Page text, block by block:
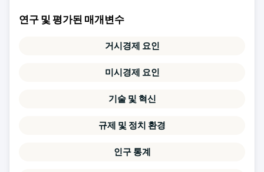
연구 및 평가된 매개변수
거시경제 요인
미시경제 요인
기술 및 혁신
규제 및 정치 환경
인구 통계